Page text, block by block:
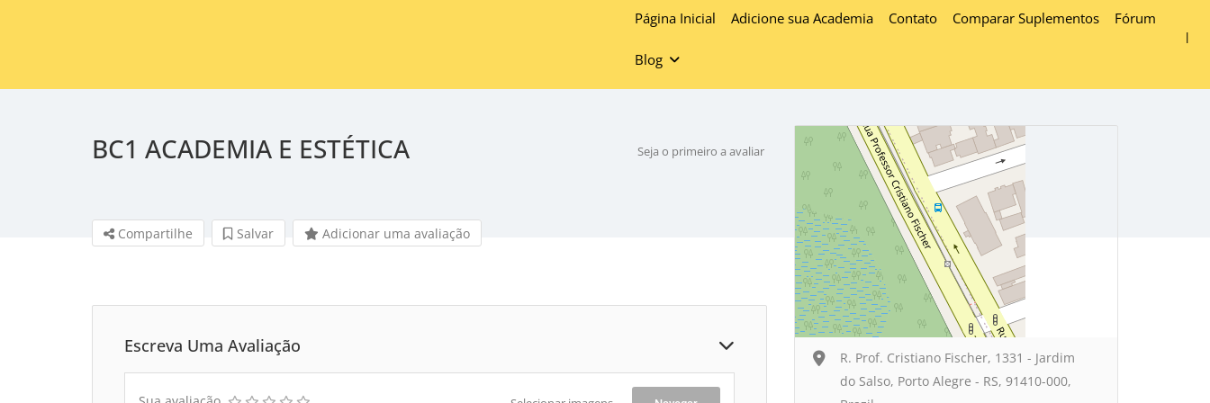
Página Inicial Adicione sua Academia Contato Comparar Suplementos Fórum
Blog
BC1 ACADEMIA E ESTÉTICA Seja o primeiro a avaliar
Compartilhe Salvar Adicionar uma avaliação
Escreva Uma Avaliação
R. Prof. Cristiano Fischer, 1331 - Jardim
do Salso, Porto Alegre - RS, 91410-000,